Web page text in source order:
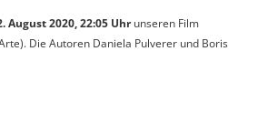
August 2020, 22:05 Uhrunseren Film
Die Autoren Daniela Pulverer und Boris